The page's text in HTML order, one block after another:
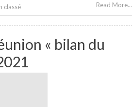
classé Read More...
« bilan du